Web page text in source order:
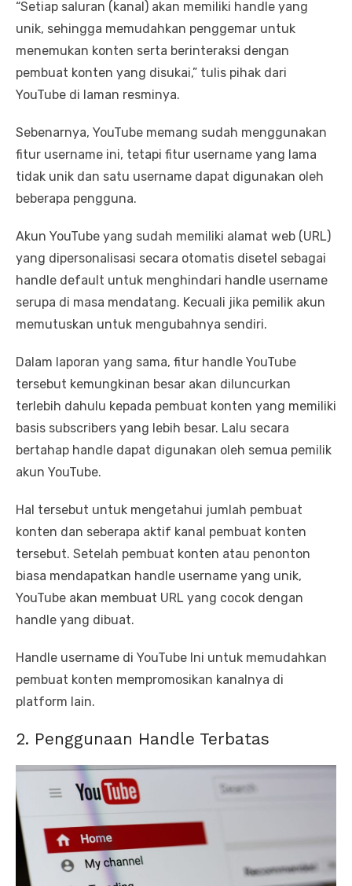
“Setiap saluran (kanal) akan memiliki handle yang
unik, sehingga memudahkan penggemar untuk
menemukan konten serta berinteraksi dengan
pembuat konten yang disukai,” tulis pihak dari
YouTube di laman resminya.
Sebenarnya, YouTube memang sudah menggunakan
fitur username ini, tetapi fitur username yang lama
tidak unik dan satu username dapat digunakan oleh
beberapa pengguna.
Akun YouTube yang sudah memiliki alamat web (URL)
yang dipersonalisasi secara otomatis disetel sebagai
handle default untuk menghindari handle username
serupa di masa mendatang. Kecuali jika pemilik akun
memutuskan untuk mengubahnya sendiri.
Dalam laporan yang sama, fitur handle YouTube
tersebut kemungkinan besar akan diluncurkan
terlebih dahulu kepada pembuat konten yang memiliki
basis subscribers yang lebih besar. Lalu secara
bertahap handle dapat digunakan oleh semua pemilik
akun YouTube.
Hal tersebut untuk mengetahui jumlah pembuat
konten dan seberapa aktif kanal pembuat konten
tersebut. Setelah pembuat konten atau penonton
biasa mendapatkan handle username yang unik,
YouTube akan membuat URL yang cocok dengan
handle yang dibuat.
Handle username di YouTube Ini untuk memudahkan
pembuat konten mempromosikan kanalnya di
platform lain.
2. Penggunaan Handle Terbatas